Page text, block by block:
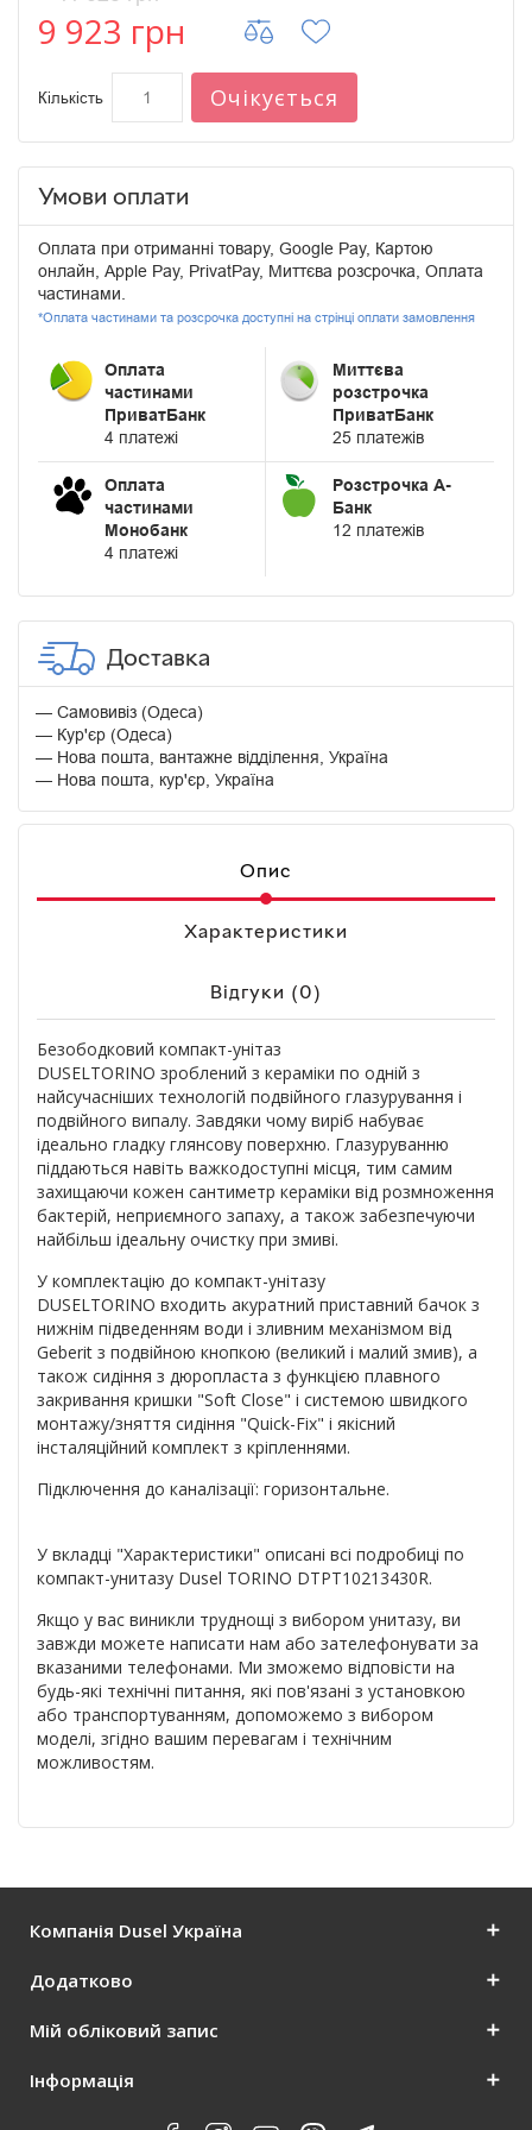
9 923 грн
Кількість Очікується
Умови оплати
Оплата при отриманні товару, Google Pay, Картою
онлайн, Apple Pay, PrivatPay, Миттєва розсрочка, Оплата
частинами.
*Оплата частинами та розсрочка доступні на стрінці оплати замовлення
Оплата
частинами
ПриватБанк
4 платежі
Миттєва
розстрочка
ПриватБанк
25 платежів
Оплата
частинами
Монобанк
4 платежі
Розстрочка А-
Банк
12 платежів
Доставка
Самовивіз (Одеса)
Кур'єр (Одеса)
Нова пошта, вантажне відділення, Україна
Нова пошта, кур'єр, Україна
Опис
Характеристики
Відгуки (0)
Безободковий компакт-унітаз
DUSELTORINO зроблений з кераміки по одній з
найсучасніших технологій подвійного глазурування і
подвійного випалу. Завдяки чому виріб набуває
ідеально гладку глянсову поверхню. Глазуруванню
піддаються навіть важкодоступні місця, тим самим
захищаючи кожен сантиметр кераміки від розмноження
бактерій, неприємного запаху, а також забезпечуючи
найбільш ідеальну очистку при змиві.
У комплектацію до компакт-унітазу
DUSELTORINO входить акуратний приставний бачок з
нижнім підведенням води і зливним механізмом від
Geberit з подвійною кнопкою (великий і малий змив), а
також сидіння з дюропласта з функцією плавного
закривання кришки "Soft Close" і системою швидкого
монтажу/зняття сидіння "Quick-Fix" і якісний
інсталяційний комплект з кріпленнями.
Підключення до каналізації: горизонтальне.
У вкладці "Характеристики" описані всі подробиці по
компакт-унитазу Dusel TORINO DTPT10213430R.
Якщо у вас виникли труднощі з вибором унитазу, ви
завжди можете написати нам або зателефонувати за
вказаними телефонами. Ми зможемо відповісти на
будь-які технічні питання, які пов'язані з установкою
або транспортуванням, допоможемо з вибором
моделі, згідно вашим перевагам і технічним
можливостям.
Компанія Dusel Україна
Додатково
Мій обліковий запис
Інформація